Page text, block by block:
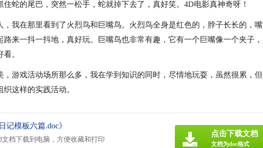
蛇的尾巴，突然一松手，蛇就掉下去了，真好笑。4D电影真神奇呀！
，我在那里看到了火烈鸟和巨嘴鸟。火烈鸟全身是红色的，脖子长长的，嘴
路来一抖一抖地，真好玩。巨嘴鸟也非常有趣，它有一个巨嘴像一个夹子，
。
，游戏活动场所那么多，我在学到知识的同时，尽情地玩耍，虽然很累，但
这样的实践活动。
记模板六篇.doc》
文档下载到电脑，方便收藏和打印
点击下载文档
文档为doc格式